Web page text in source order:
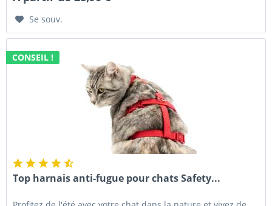
Se souv.
CONSEIL !
Top harnais anti-fugue pour chats Safety...